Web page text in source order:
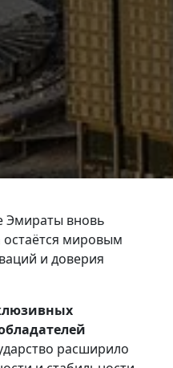
Эмираты вновь
остаётся мировым
и доверия
расширило